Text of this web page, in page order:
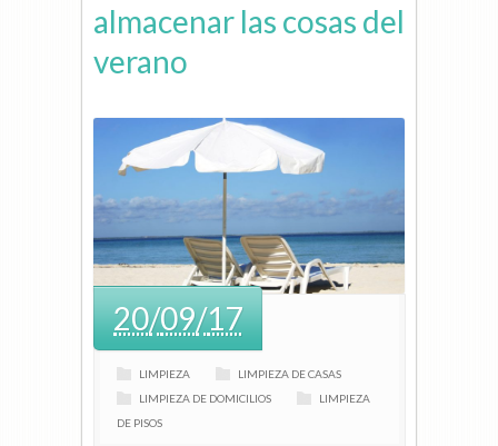
almacenar las cosas del
verano
20/09/17
LIMPIEZA
LIMPIEZA DE CASAS
LIMPIEZA DE DOMICILIOS
LIMPIEZA
DE PISOS